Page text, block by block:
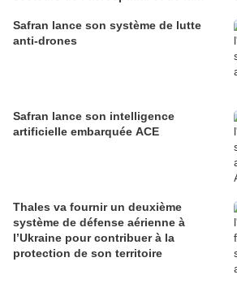
Safran lance son système de lutte
anti-drones
Safran lance son intelligence
artificielle embarquée ACE
Thales va fournir un deuxième
système de défense aérienne à
l’Ukraine pour contribuer à la
protection de son territoire